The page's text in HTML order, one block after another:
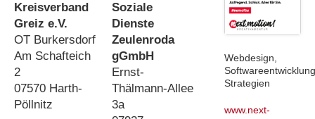
Kreisverband
Greiz e.V.
OT Burkersdorf
Am Schafteich
2
07570 Harth-
Pöllnitz
Soziale
Dienste
Zeulenroda
gGmbH
Ernst-
Thälmann-Allee
3a
Webdesign,
Strategien
www.next-